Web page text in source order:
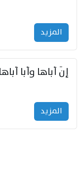
المزید
إنّ أباها وأبا
المزید